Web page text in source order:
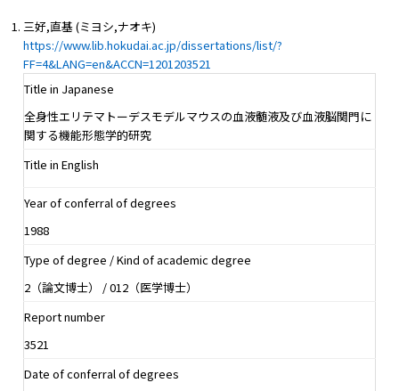
三好,直基 (ミヨシ,ナオキ)
https://www.lib.hokudai.ac.jp/dissertations/list/?
FF=4&LANG=en&ACCN=1201203521
Title in Japanese
全身性エリテマトーデスモデルマウスの血液髄液及び血液脳関門に
関する機能形態学的研究
Title in English
Year of conferral of degrees
1988
Type of degree / Kind of academic degree
2（論文博士） / 012（医学博士）
Report number
3521
Date of conferral of degrees